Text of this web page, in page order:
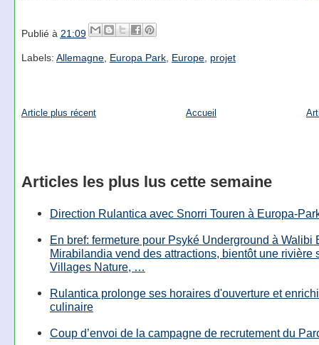
Publié à 21:09
Labels: Allemagne, Europa Park, Europe, projet
Article plus récent Accueil
Articles les plus lus cette semaine
Direction Rulantica avec Snorri Touren à Europa-
En bref: fermeture pour Psyké Underground à Walibi
Mirabilandia vend des attractions, bientôt une rivière
Villages Nature, …
Rulantica prolonge ses horaires d'ouverture et
culinaire
Coup d’envoi de la campagne de recrutement du